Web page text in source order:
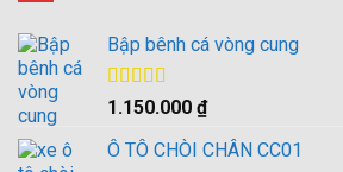
Bập bênh cá vòng cung
Được xếp
5 sao
1.150.000 ₫
Ô TÔ CHÒI CHÂN CC01